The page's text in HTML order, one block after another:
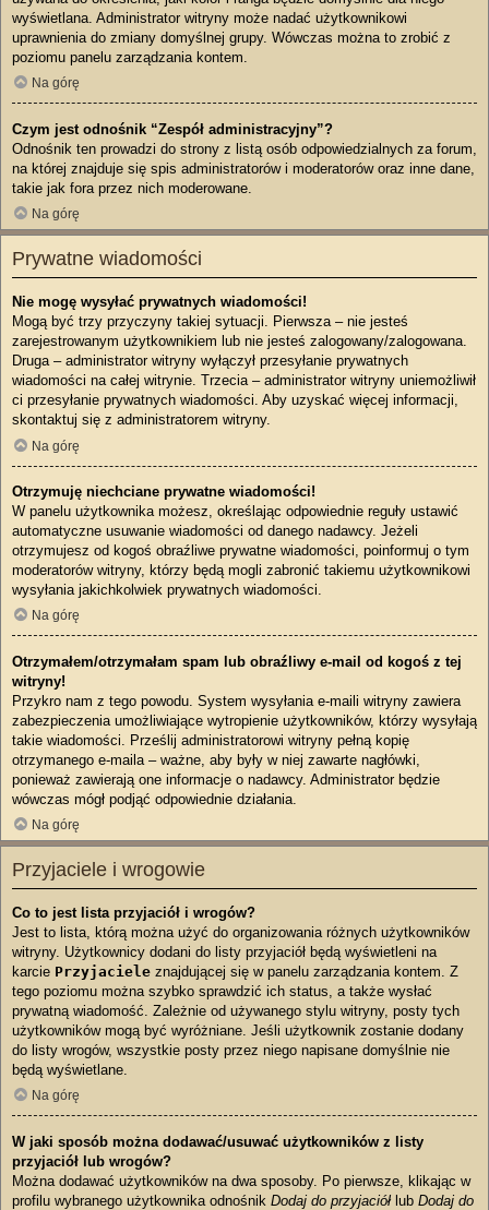
wyświetlana. Administrator witryny może nadać użytkownikowi
uprawnienia do zmiany domyślnej grupy. Wówczas można to zrobić z
poziomu panelu zarządzania kontem.
Na górę
Czym jest odnośnik “Zespół administracyjny”?
Odnośnik ten prowadzi do strony z listą osób odpowiedzialnych za forum,
na której znajduje się spis administratorów i moderatorów oraz inne dane,
takie jak fora przez nich moderowane.
Na górę
Prywatne wiadomości
Nie mogę wysyłać prywatnych wiadomości!
Mogą być trzy przyczyny takiej sytuacji. Pierwsza – nie jesteś
zarejestrowanym użytkownikiem lub nie jesteś zalogowany/zalogowana.
Druga – administrator witryny wyłączył przesyłanie prywatnych
wiadomości na całej witrynie. Trzecia – administrator witryny uniemożliwił
ci przesyłanie prywatnych wiadomości. Aby uzyskać więcej informacji,
skontaktuj się z administratorem witryny.
Na górę
Otrzymuję niechciane prywatne wiadomości!
W panelu użytkownika możesz, określając odpowiednie reguły ustawić
automatyczne usuwanie wiadomości od danego nadawcy. Jeżeli
otrzymujesz od kogoś obraźliwe prywatne wiadomości, poinformuj o tym
moderatorów witryny, którzy będą mogli zabronić takiemu użytkownikowi
wysyłania jakichkolwiek prywatnych wiadomości.
Na górę
Otrzymałem/otrzymałam spam lub obraźliwy e-mail od kogoś z tej
witryny!
Przykro nam z tego powodu. System wysyłania e-maili witryny zawiera
zabezpieczenia umożliwiające wytropienie użytkowników, którzy wysyłają
takie wiadomości. Prześlij administratorowi witryny pełną kopię
otrzymanego e-maila – ważne, aby były w niej zawarte nagłówki,
ponieważ zawierają one informacje o nadawcy. Administrator będzie
wówczas mógł podjąć odpowiednie działania.
Na górę
Przyjaciele i wrogowie
Co to jest lista przyjaciół i wrogów?
Jest to lista, którą można użyć do organizowania różnych użytkowników
witryny. Użytkownicy dodani do listy przyjaciół będą wyświetleni na
karcie Przyjaciele znajdującej się w panelu zarządzania kontem. Z
tego poziomu można szybko sprawdzić ich status, a także wysłać
prywatną wiadomość. Zależnie od używanego stylu witryny, posty tych
użytkowników mogą być wyróżniane. Jeśli użytkownik zostanie dodany
do listy wrogów, wszystkie posty przez niego napisane domyślnie nie
będą wyświetlane.
Na górę
W jaki sposób można dodawać/usuwać użytkowników z listy
przyjaciół lub wrogów?
Można dodawać użytkowników na dwa sposoby. Po pierwsze, klikając w
profilu wybranego użytkownika odnośnik Dodaj do przyjaciółlub Dodaj do